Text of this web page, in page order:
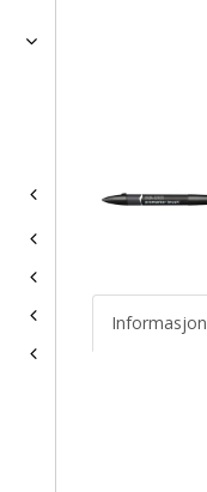
Informasjon